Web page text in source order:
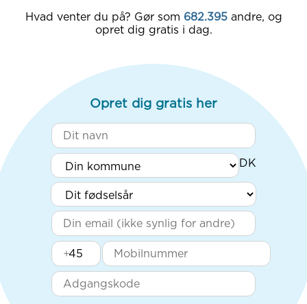
Hvad venter du på? Gør som 682.395 andre, og
opret dig gratis i dag.
Opret dig gratis her
+